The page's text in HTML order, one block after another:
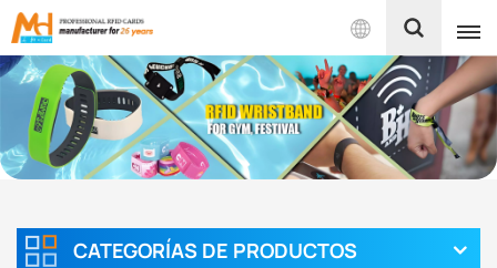
Español
English
Español
CATEGORÍAS DE PRODUCTOS